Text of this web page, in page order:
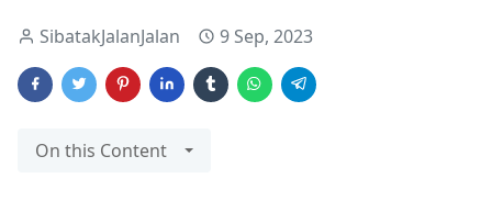
SibatakJalanJalan 9 Sep, 2023
On this Content